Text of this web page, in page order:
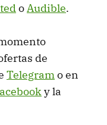
oAudible.
de
Telegramo en
y la